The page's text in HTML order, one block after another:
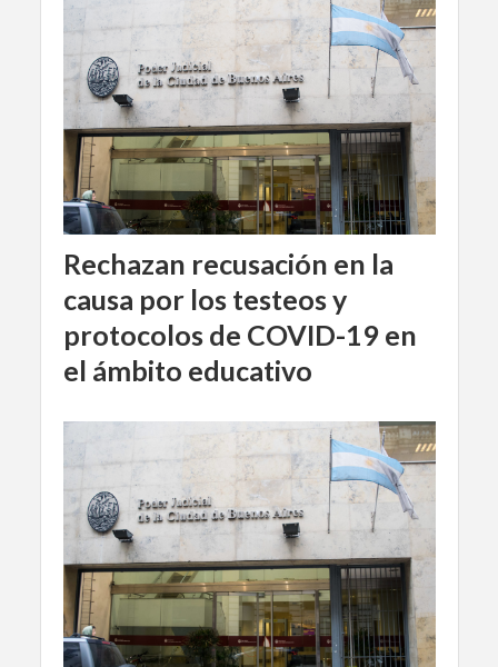
Rechazan recusación en la
causa por los testeos y
protocolos de COVID-19 en
el ámbito educativo